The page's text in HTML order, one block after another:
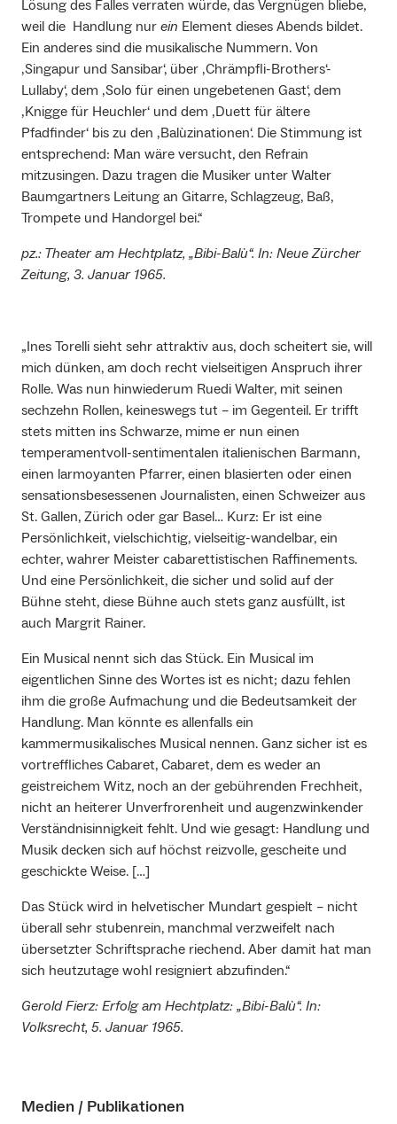
Lösung des Falles verraten würde, das Vergnügen bliebe,
weil die Handlung nur ein Element dieses Abends bildet.
Ein anderes sind die musikalische Nummern. Von
‚Singapur und Sansibar‘, über ‚Chrämpfli-Brothers‘-
Lullaby‘, dem ‚Solo für einen ungebetenen Gast‘, dem
‚Knigge für Heuchler‘ und dem ‚Duett für ältere
Pfadfinder‘ bis zu den ‚Balùzinationen‘. Die Stimmung ist
entsprechend: Man wäre versucht, den Refrain
mitzusingen. Dazu tragen die Musiker unter Walter
Baumgartners Leitung an Gitarre, Schlagzeug, Baß,
Trompete und Handorgel bei.“
pz.: Theater am Hechtplatz, „Bibi-Balù“. In: Neue Zürcher
Zeitung, 3. Januar 1965.
„Ines Torelli sieht sehr attraktiv aus, doch scheitert sie, will
mich dünken, am doch recht vielseitigen Anspruch ihrer
Rolle. Was nun hinwiederum Ruedi Walter, mit seinen
sechzehn Rollen, keineswegs tut – im Gegenteil. Er trifft
stets mitten ins Schwarze, mime er nun einen
temperamentvoll-sentimentalen italienischen Barmann,
einen larmoyanten Pfarrer, einen blasierten oder einen
sensationsbesessenen Journalisten, einen Schweizer aus
St. Gallen, Zürich oder gar Basel… Kurz: Er ist eine
Persönlichkeit, vielschichtig, vielseitig-wandelbar, ein
echter, wahrer Meister cabarettistischen Raffinements.
Und eine Persönlichkeit, die sicher und solid auf der
Bühne steht, diese Bühne auch stets ganz ausfüllt, ist
auch Margrit Rainer.
Ein Musical nennt sich das Stück. Ein Musical im
eigentlichen Sinne des Wortes ist es nicht; dazu fehlen
ihm die große Aufmachung und die Bedeutsamkeit der
Handlung. Man könnte es allenfalls ein
kammermusikalisches Musical nennen. Ganz sicher ist es
vortreffliches Cabaret, Cabaret, dem es weder an
geistreichem Witz, noch an der gebührenden Frechheit,
nicht an heiterer Unverfrorenheit und augenzwinkender
Verständnisinnigkeit fehlt. Und wie gesagt: Handlung und
Musik decken sich auf höchst reizvolle, gescheite und
geschickte Weise. […]
Das Stück wird in helvetischer Mundart gespielt – nicht
überall sehr stubenrein, manchmal verzweifelt nach
übersetzter Schriftsprache riechend. Aber damit hat man
sich heutzutage wohl resigniert abzufinden.“
Gerold Fierz: Erfolg am Hechtplatz: „Bibi-Balù“. In:
Volksrecht, 5. Januar 1965.
Medien / Publikationen